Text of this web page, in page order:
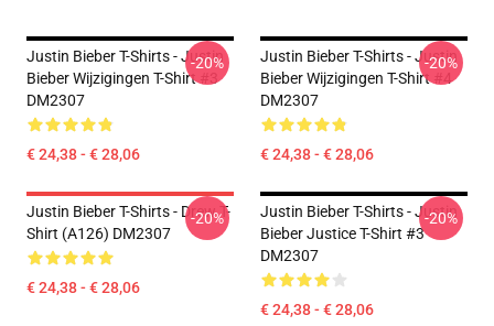
Justin Bieber T-Shirts - Justin
Bieber Wijzigingen T-Shirt #3
DM2307
€ 24,38 - € 28,06
-20%
Justin Bieber T-Shirts - Justin
Bieber Wijzigingen T-Shirt #4
DM2307
€ 24,38 - € 28,06
-20%
Justin Bieber T-Shirts - Drew T-
Shirt (A126) DM2307
€ 24,38 - € 28,06
-20%
Justin Bieber T-Shirts - Justin
Bieber Justice T-Shirt #3
DM2307
€ 24,38 - € 28,06
-20%